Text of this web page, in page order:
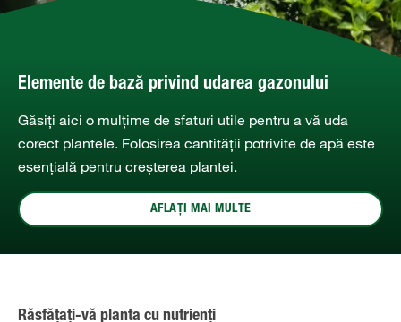
Elemente de bază privind udarea gazonului
Găsiți aici o mulțime de sfaturi utile pentru a vă uda
corect plantele. Folosirea cantității potrivite de apă este
esențială pentru creșterea plantei.
AFLAȚI MAI MULTE
Răsfățați-vă planta cu nutrienți